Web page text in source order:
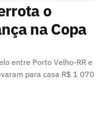
o
na Copa
entre Porto Velho-RR e
para casa R$ 1 070